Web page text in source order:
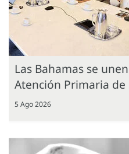
Las Bahamas se
Atención Primaria de
5 Ago 2026